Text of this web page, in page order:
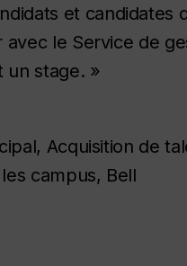
et candidates
avec le Service de
un stage. »
Acquisition de
campus, Bell